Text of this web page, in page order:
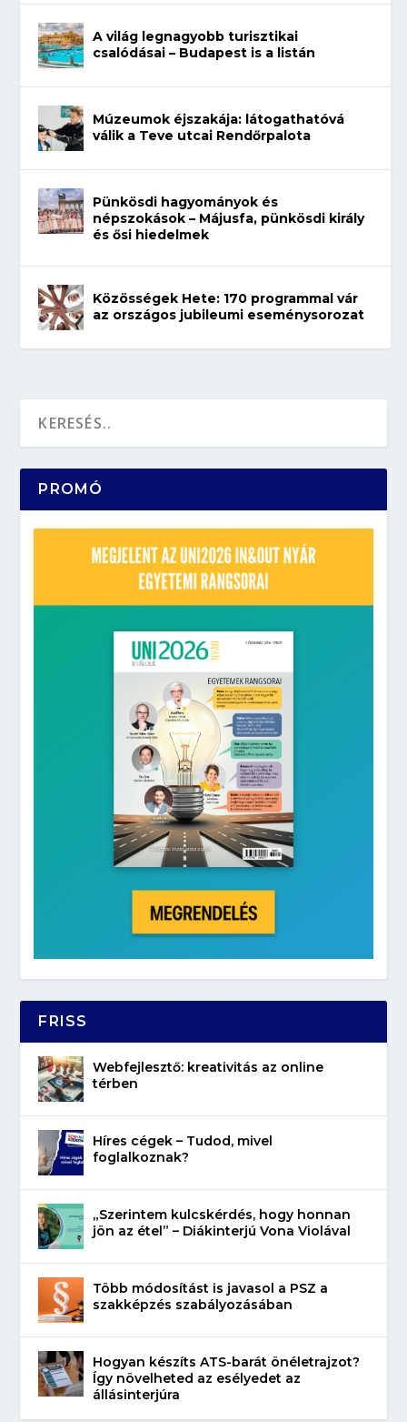
A világ legnagyobb turisztikai
csalódásai – Budapest is a listán
Múzeumok éjszakája: látogathatóvá
válik a Teve utcai Rendőrpalota
Pünkösdi hagyományok és
népszokások – Májusfa, pünkösdi király
és ősi hiedelmek
Közösségek Hete: 170 programmal vár
az országos jubileumi eseménysorozat
PROMÓ
FRISS
Webfejlesztő: kreativitás az online
térben
Híres cégek – Tudod, mivel
foglalkoznak?
„Szerintem kulcskérdés, hogy honnan
jön az étel” – Diákinterjú Vona Violával
Több módosítást is javasol a PSZ a
szakképzés szabályozásában
Hogyan készíts ATS-barát önéletrajzot?
Így növelheted az esélyedet az
állásinterjúra